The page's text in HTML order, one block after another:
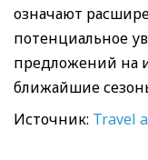
означают
потенциальное
предложений на
ближайшие
Источник: Travel